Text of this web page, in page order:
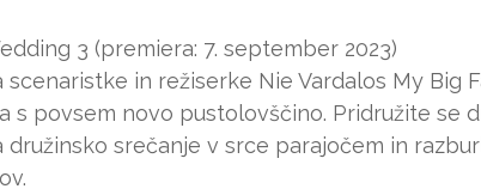
3 (premiera: 7. september 2023)
in režiserke Nie Vardalos My Big
s povsem novo pustolovščino. Pridružite se
družinsko srečanje v srce parajočem in